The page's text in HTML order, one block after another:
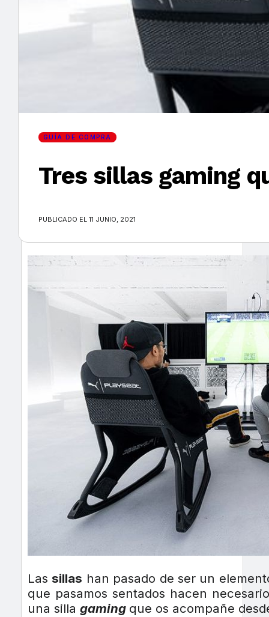
Encuentra tu noticia
GUÍA DE COMPRA
Tres sillas gaming
PUBLICADO EL 11 JUNIO, 2021
Las sillas han pasado de ser un
que pasamos sentados hacen
una silla gaming que os acompañe